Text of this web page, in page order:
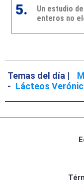
5.
Un estudio
enteros no
Temas del día |
- Lácteos